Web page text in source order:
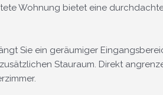
Wohnung bietet eine
Sie ein geräumiger
Stauraum. Direkt